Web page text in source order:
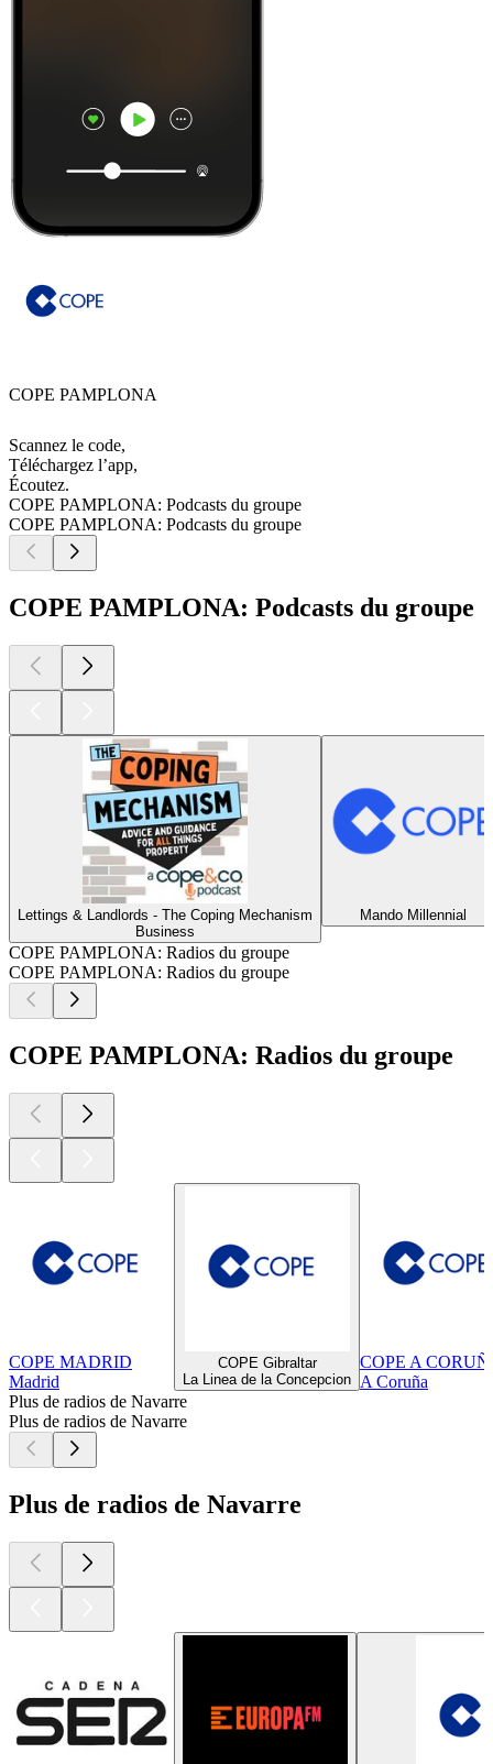
COPE PAMPLONA
Scannez le code,
Téléchargez l’app,
Écoutez.
COPE PAMPLONA: Podcasts du groupe
COPE PAMPLONA: Podcasts du groupe
COPE PAMPLONA: Podcasts du groupe
Lettings & Landlords - The Coping Mechanism
Business
Mando Millennial
COPE PAMPLONA: Radios du groupe
COPE PAMPLONA: Radios du groupe
COPE PAMPLONA: Radios du groupe
COPE MADRID
Madrid
COPE Gibraltar
La Linea de la Concepcion
COPE A
A Coruña
Plus de radios de Navarre
Plus de radios de Navarre
Plus de radios de Navarre